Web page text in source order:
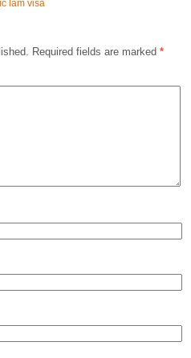
làm visa
Required fields are marked *